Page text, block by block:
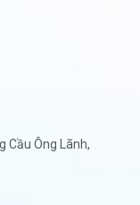
Cầu Ông Lãnh,